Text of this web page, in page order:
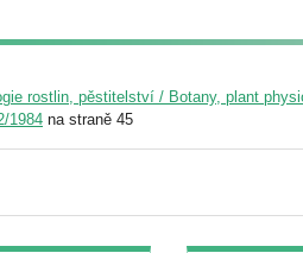
rostlin, pěstitelství / Botany, plant
1984 na straně 45